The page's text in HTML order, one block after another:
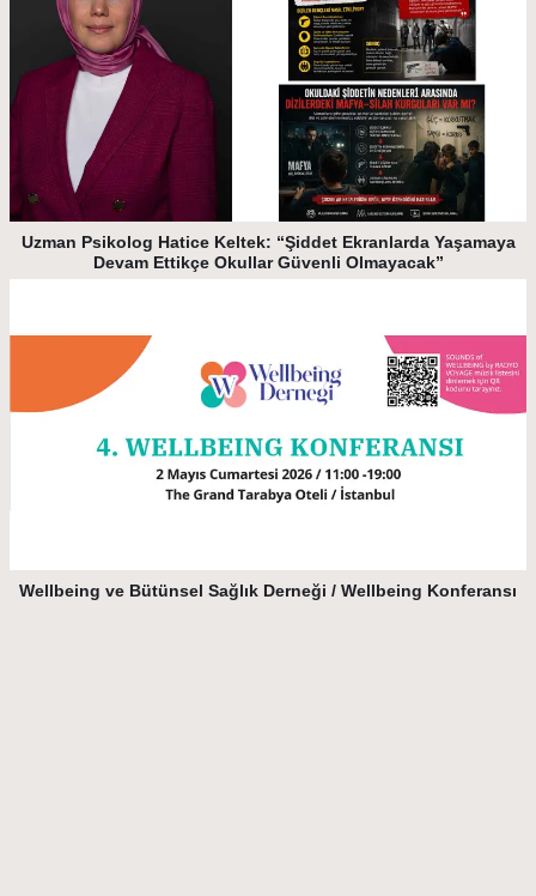
Uzman Psikolog Hatice Keltek: “Şiddet Ekranlarda Yaşamaya
Devam Ettikçe Okullar Güvenli Olmayacak”
Wellbeing ve Bütünsel Sağlık Derneği / Wellbeing Konferansı